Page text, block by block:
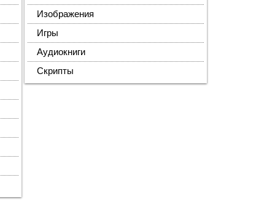
Изображения
Игры
Аудиокниги
Скрипты